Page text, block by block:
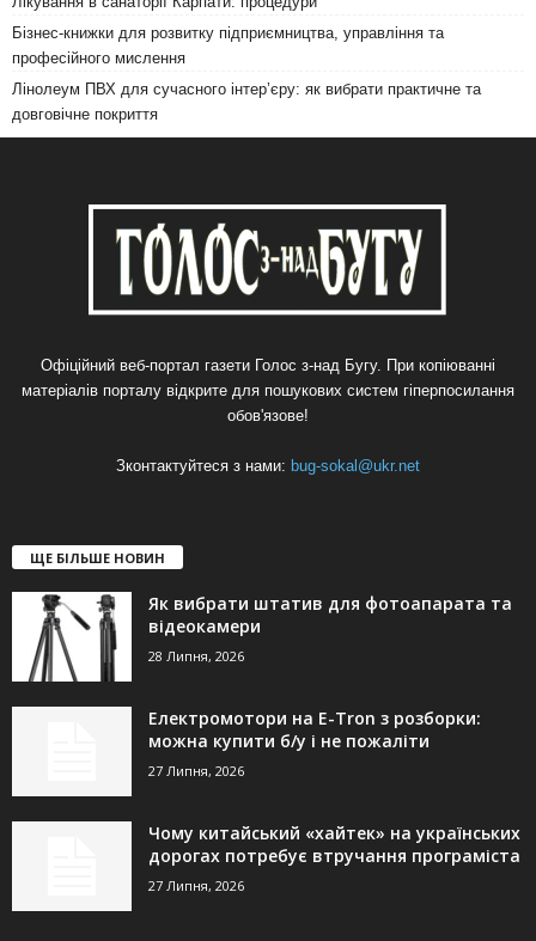
Бізнес-книжки для розвитку підприємництва, управління та
професійного мислення
Лінолеум ПВХ для сучасного інтер’єру: як вибрати практичне та
довговічне покриття
Офіційний веб-портал газети Голос з-над Бугу. При копіюванні
матеріалів порталу відкрите для пошукових систем гіперпосилання
обов'язове!
Зконтактуйтеся з нами: bug-sokal@ukr.net
ЩЕ БІЛЬШЕ НОВИН
Як вибрати штатив для фотоапарата та
відеокамери
28 Липня, 2026
Електромотори на E-Tron з розборки:
можна купити б/у і не пожаліти
27 Липня, 2026
Чому китайський «хайтек» на українських
дорогах потребує втручання програміста
27 Липня, 2026